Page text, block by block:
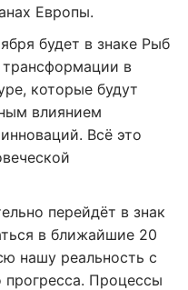
Европы.
будет в знаке Рыб
в
которые будут
влиянием
Всё это
перейдёт в знак
в ближайшие 20
нашу реальность с
Процессы